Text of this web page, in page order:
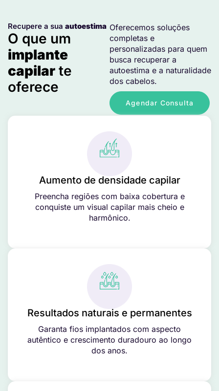
Recupere a sua autoestima
O que um
implante
capilar te
oferece
Oferecemos soluções
completas e
personalizadas para quem
busca recuperar a
autoestima e a naturalidade
dos cabelos.
Agendar Consulta
Aumento de densidade capilar
Preencha regiões com baixa cobertura e
conquiste um visual capilar mais cheio e
harmônico.
Resultados naturais e permanentes
Garanta fios implantados com aspecto
autêntico e crescimento duradouro ao longo
dos anos.